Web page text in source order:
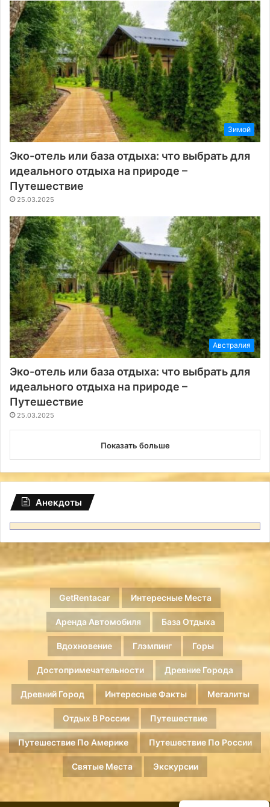
Зимой
Эко-отель или база отдыха: что выбрать для
идеального отдыха на природе –
Путешествие
25.03.2025
Австралия
Эко-отель или база отдыха: что выбрать для
идеального отдыха на природе –
Путешествие
25.03.2025
Показать больше
Анекдоты
GetRentacar Интересные Места
Аренда Автомобиля База Отдыха
Вдохновение Глэмпинг Горы
Достопримечательности Древние Города
Древний Город Интересные Факты Мегалиты
Отдых В России Путешествие
Путешествие По Америке Путешествие По России
Святые Места Экскурсии